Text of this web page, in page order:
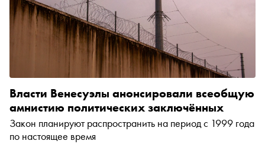
Власти Венесуэлы анонсировали всеобщую
амнистию политических заключённых
Закон планируют распространить на период с 1999 года
по настоящее время